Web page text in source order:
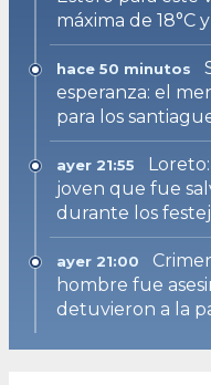
máxima de 18°C
hace 50 minutos
esperanza: el
para los
ayer 21:55
joven que fue
durante los
ayer 21:00
hombre fue
detuvieron a la